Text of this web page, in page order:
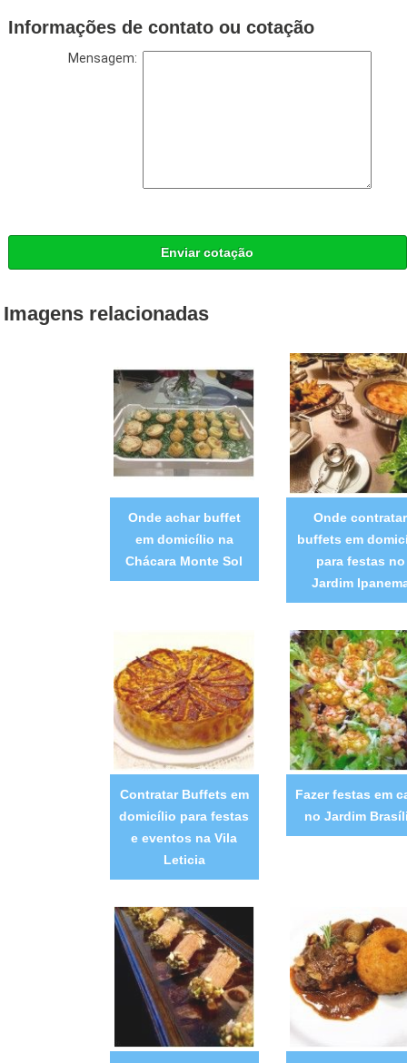
Informações de contato ou cotação
Mensagem:
Enviar cotação
Imagens relacionadas
Onde achar buffet
em domicílio na
Chácara Monte Sol
Onde contratar
buffets em
para festas no
Jardim
Contratar Buffets em
domicílio para festas
e eventos na Vila
Leticia
Fazer festas em
no Jardim